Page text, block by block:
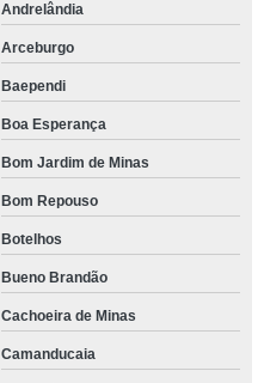
Andrelândia
Arceburgo
Baependi
Boa Esperança
Bom Jardim de Minas
Bom Repouso
Botelhos
Bueno Brandão
Cachoeira de Minas
Camanducaia